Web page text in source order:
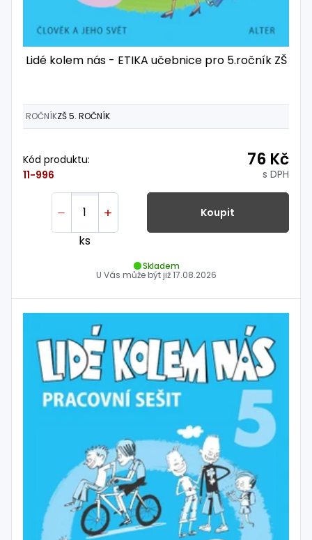
Lidé kolem nás - ETIKA učebnice pro 5.ročník ZŠ
ROČNÍKZŠ 5. ROČNÍK
Kód produktu:
11-996
76 Kč
s DPH
ks
Koupit
Skladem
U Vás může být již17.08.2026